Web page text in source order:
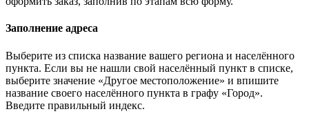
Заполнение адреса
Выберите из списка название вашего региона и населённого
пункта. Если вы не нашли свой населённый пункт в списке,
выберите значение «Другое местоположение» и впишите
название своего населённого пункта в графу «Город».
Введите правильный индекс.